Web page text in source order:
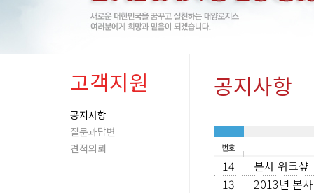
고객지원
공지사항
질문과답변
견적의뢰
공지사항
14
본사 워크샾
13
2013년 본